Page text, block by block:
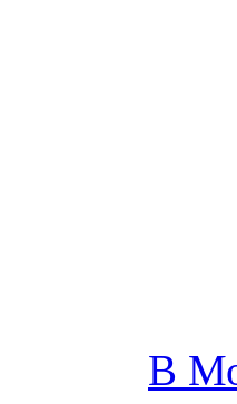
В